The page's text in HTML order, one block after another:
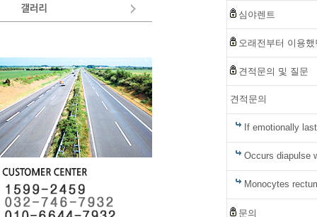
심야렌트
오래전부터 이용
견적문의 및 질문
견적문의
If emotionally
Occurs diapulse
Monocytes
문의